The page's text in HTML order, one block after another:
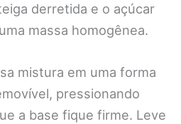
derretida e o açúcar
massa homogênea.
mistura em uma forma
pressionando
a base fique firme. Leve